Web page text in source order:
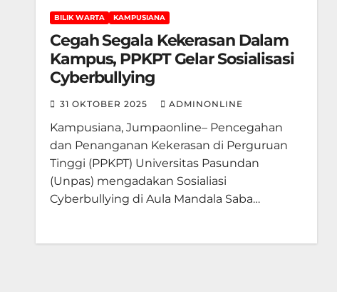
BILIK WARTA KAMPUSIANA
Cegah Segala Kekerasan Dalam
Kampus, PPKPT Gelar Sosialisasi
Cyberbullying
31 OKTOBER 2025 ADMINONLINE
Kampusiana, Jumpaonline– Pencegahan
dan Penanganan Kekerasan di Perguruan
Tinggi (PPKPT) Universitas Pasundan
(Unpas) mengadakan Sosialiasi
Cyberbullying di Aula Mandala Saba…